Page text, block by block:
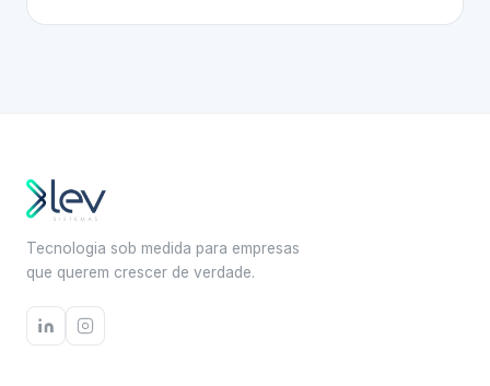
Tecnologia sob medida para empresas
que querem crescer de verdade.